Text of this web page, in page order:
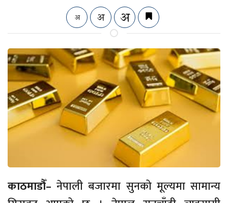
काठमाडौँ–नेपाली बजारमा सुनको मूल्यमा सामान्य